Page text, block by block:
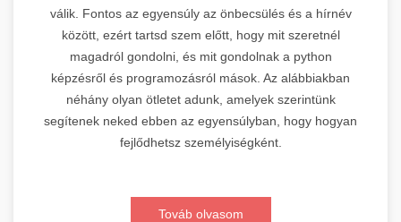
válik. Fontos az egyensúly az önbecsülés és a hírnév
között, ezért tartsd szem előtt, hogy mit szeretnél
magadról gondolni, és mit gondolnak a python
képzésről és programozásról mások. Az alábbiakban
néhány olyan ötletet adunk, amelyek szerintünk
segítenek neked ebben az egyensúlyban, hogy hogyan
fejlődhetsz személyiségként.
Továb olvasom